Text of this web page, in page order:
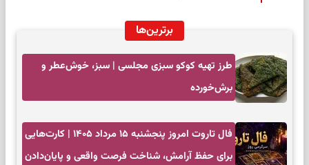
برترین‌ها
طرز تهیه کوکو سبزی مجلسی | سبز، خوش‌عطر و
برش‌خورده
فال تاروت امروز پنجشنبه ۱۵ مرداد ۱۴۰۵ | کارت‌هایی
برای حفظ آرامش، شناخت فرصت واقعی و پایان‌دادن